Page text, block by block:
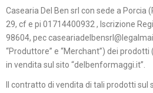
Casearia Del Ben srl con sede a Porcia
29, cf e pi 01714400932 , Iscrizione
98604, pec
“Produttore” e “Merchant”) dei
in vendita sul sito “delbenformaggi.it”.
Il contratto di vendita di tali prodotti sul